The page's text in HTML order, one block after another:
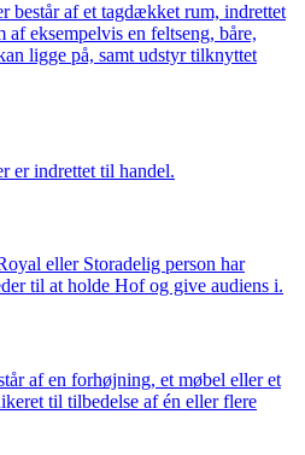
består af et tagdækket rum, indrettet
af eksempelvis en feltseng, båre,
ligge på, samt udstyr tilknyttet
er indrettet til handel.
eller Storadelig person har
til at holde Hof og give audiens i.
af en forhøjning, et møbel eller et
til tilbedelse af én eller flere